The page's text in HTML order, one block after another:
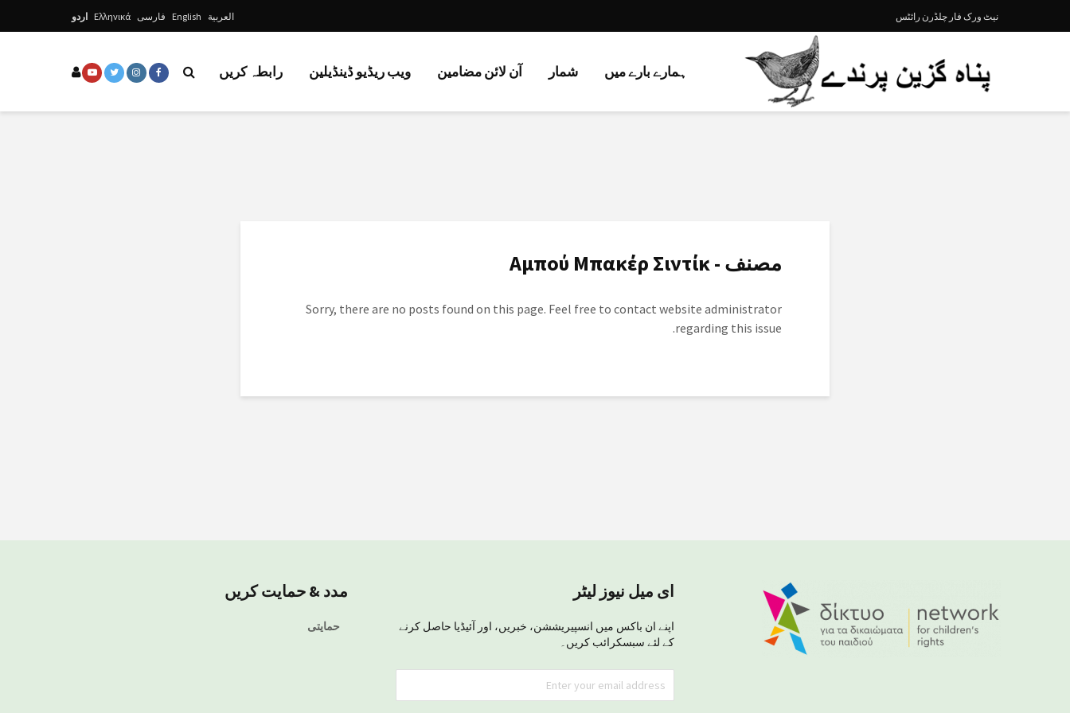
نیٹ ورک فار چلڈرن رائٹس العربية English فارسی Ελληνικά اردو
ہمارے بارے میں شمار آن لائن مضامین ویب ریڈیو ڈینڈیلین رابطہ کریں
مصنف - Αμπού Μπακέρ Σιντίκ
Sorry, there are no posts found on this page. Feel free to contact website administrator
regarding this issue.
ای میل نیوز لیٹر
اپنے ان باکس میں انسپیریششن، خبریں، اور آئیڈیا حاصل کرنے
کے لئے سبسکرائب کریں۔
مدد & حمایت کریں
حمایتی